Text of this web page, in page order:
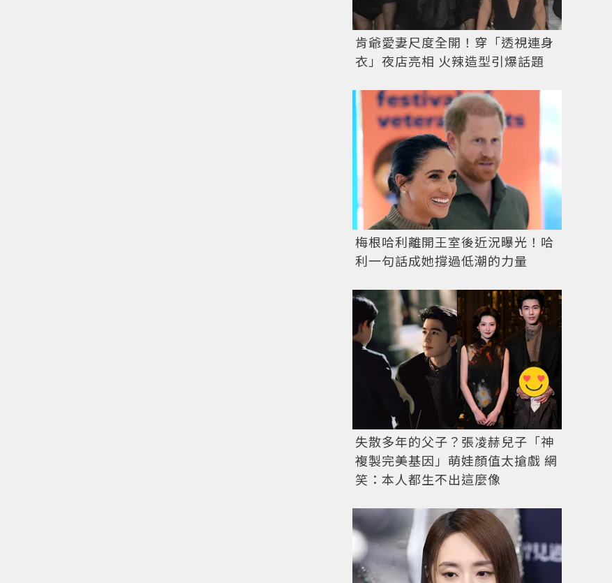
肯爺愛妻尺度全開！穿「透視連身
衣」夜店亮相 火辣造型引爆話題
梅根哈利離開王室後近況曝光！哈
利一句話成她撐過低潮的力量
失散多年的父子？張凌赫兒子「神
複製完美基因」萌娃顏值太搶戲 網
笑：本人都生不出這麼像